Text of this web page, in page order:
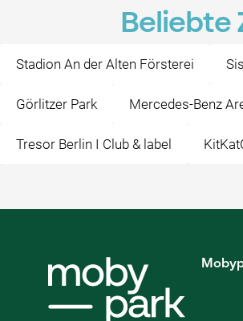
Beliebte
Stadion An der Alten Försterei
Görlitzer Park Mercedes-Benz
Tresor Berlin I Club & label